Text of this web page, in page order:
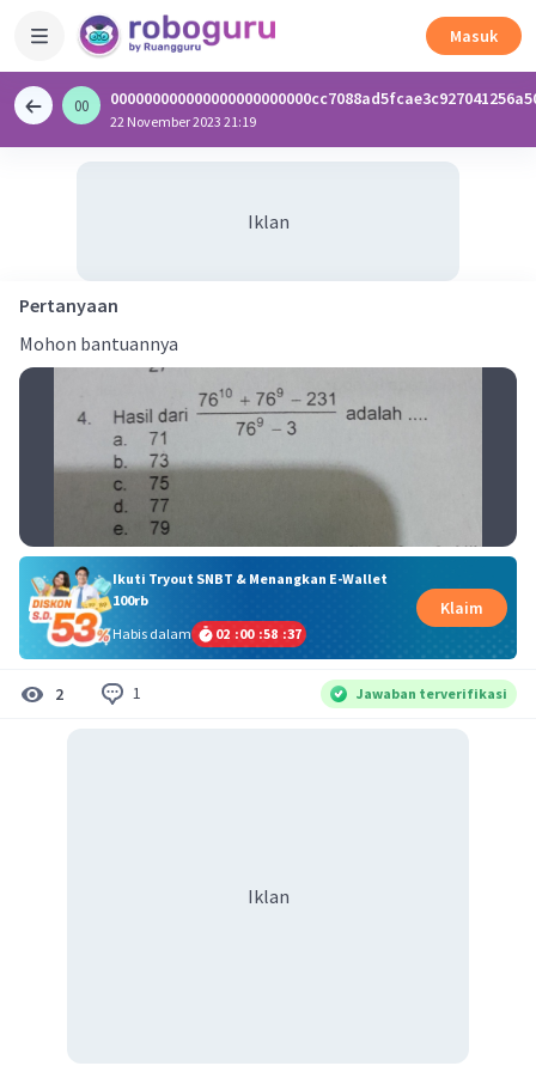
Masuk
00
0
22 November 2023 21:19
Iklan
Pertanyaan
Mohon bantuannya
Ikuti Tryout SNBT & Menangkan E-Wallet
100rb
Habis dalam
02 :00 :58 :37
Klaim
2 1 Jawaban terverifikasi
Iklan